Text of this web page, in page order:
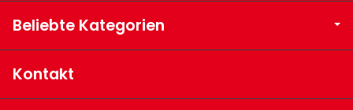
Beliebte Kategorien
Kontakt